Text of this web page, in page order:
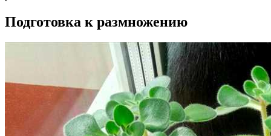
Подготовка к размножению